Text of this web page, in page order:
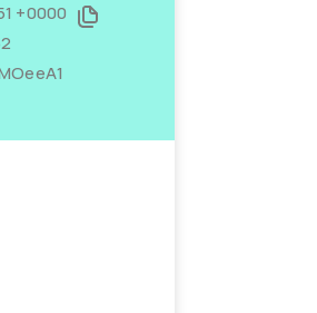
+0000